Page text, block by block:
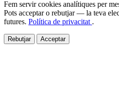
Fem servir cookies analítiques per
Pots acceptar o rebutjar — la teva
futures. Política de privacitat .
Rebutjar Acceptar